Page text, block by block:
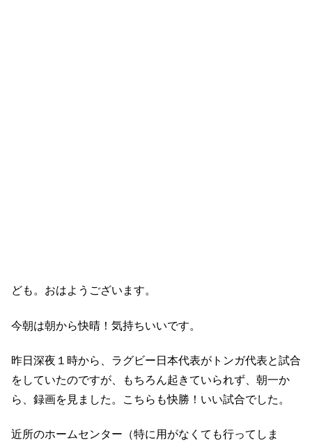
ども。おはようございます。
今朝は朝から快晴！気持ちいいです。
昨日深夜１時から、ラグビー日本代表がトンガ代表と試合
をしていたのですが、もちろん起きていられず、朝一か
ら、録画を見ました。こちらも快勝！いい試合でした。
近所のホームセンター（特に用がなくても行ってしま